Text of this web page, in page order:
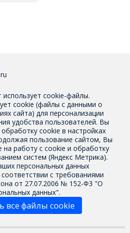
использует cookie-файлы.
cookie (файлы с данными о
сайта) для персонализации
удобства пользователей. Вы
cookie в настройках
пользование сайтом, Вы
на работу с cookie и обработку
систем (Яндекс Метрика).
персональных данных
с требованиями
от 27.07.2006 № 152-Ф3 "О
данных".
все файлы cookie